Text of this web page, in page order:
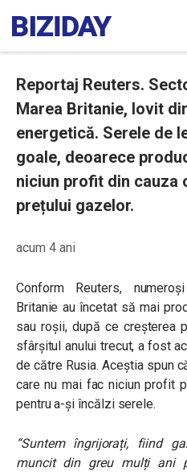
Reportaj Reuters.
Marea Britanie, lovit
energetică. Serele de
goale, deoarece
niciun profit din cauza
prețului gazelor.
acum 4 ani
Conform Reuters,
Britanie au încetat să mai
sau roșii, după ce creșterea
sfârșitul anului trecut, a fost
de către Rusia. Aceștia spun
care nu mai fac niciun profit
pentru a-și încălzi serele.
“Suntem îngrijorați, fiind
muncit din greu mulți ani